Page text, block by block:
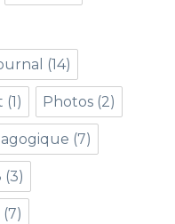
(14)
(1) Photos (2)
(7)
(3)
(7)